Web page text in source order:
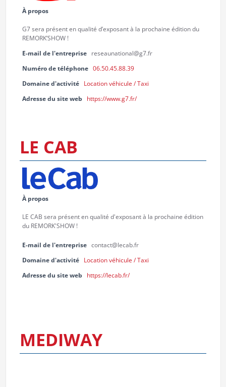
À propos
G7 sera présent en qualité d’exposant à la prochaine édition du
REMORK’SHOW !
E-mail de l'entreprise
reseaunational@g7.fr
Numéro de téléphone 06.50.45.88.39
Domaine d'activité
Location véhicule / Taxi
Adresse du site web
https://www.g7.fr/
LE CAB
À propos
LE CAB sera présent en qualité d'exposant à la prochaine édition
du REMORK'SHOW !
E-mail de l'entreprise contact@lecab.fr
Domaine d'activité
Location véhicule / Taxi
Adresse du site web
https://lecab.fr/
MEDIWAY